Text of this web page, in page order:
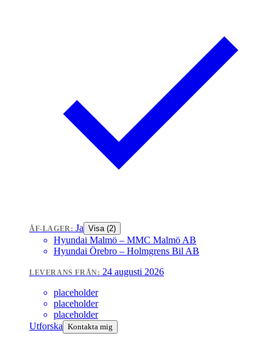
ÅF-LAGER: Ja Visa (2)
Hyundai Malmö – MMC Malmö AB
Hyundai Örebro – Holmgrens Bil AB
LEVERANS FRÅN: 24 augusti 2026
placeholder
placeholder
placeholder
Utforska Kontakta mig